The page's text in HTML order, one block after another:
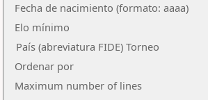
Fecha de nacimiento (formato: aaaa)
Elo mínimo
País (abreviatura FIDE) Torneo
Ordenar por
Maximum number of lines